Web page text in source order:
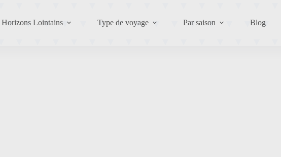
Horizons Lointains Type de voyage Par saison Blog